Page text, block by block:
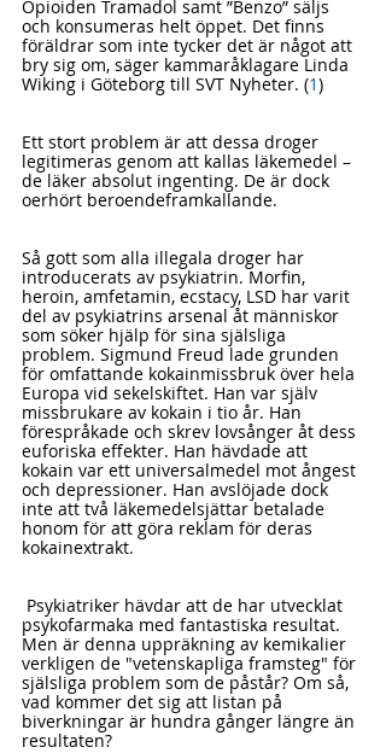
Opioiden Tramadol samt ”Benzo” säljs
och konsumeras helt öppet. Det finns
föräldrar som inte tycker det är något att
bry sig om, säger kammaråklagare Linda
Wiking i Göteborg till SVT Nyheter. (1)
Ett stort problem är att dessa droger
legitimeras genom att kallas läkemedel –
de läker absolut ingenting. De är dock
oerhört beroendeframkallande.
Så gott som alla illegala droger har
introducerats av psykiatrin. Morfin,
heroin, amfetamin, ecstacy, LSD har varit
del av psykiatrins arsenal åt människor
som söker hjälp för sina själsliga
problem. Sigmund Freud lade grunden
för omfattande kokainmissbruk över hela
Europa vid sekelskiftet. Han var själv
missbrukare av kokain i tio år. Han
förespråkade och skrev lovsånger åt dess
euforiska effekter. Han hävdade att
kokain var ett universalmedel mot ångest
och depressioner. Han avslöjade dock
inte att två läkemedelsjättar betalade
honom för att göra reklam för deras
kokainextrakt.
psykofarmaka med fantastiska resultat.
Men är denna uppräkning av kemikalier
verkligen de "vetenskapliga framsteg" för
själsliga problem som de påstår? Om så,
vad kommer det sig att listan på
biverkningar är hundra gånger längre än
resultaten?